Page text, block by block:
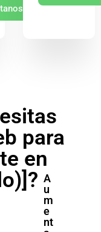
para
en
A
u
m
e
nt